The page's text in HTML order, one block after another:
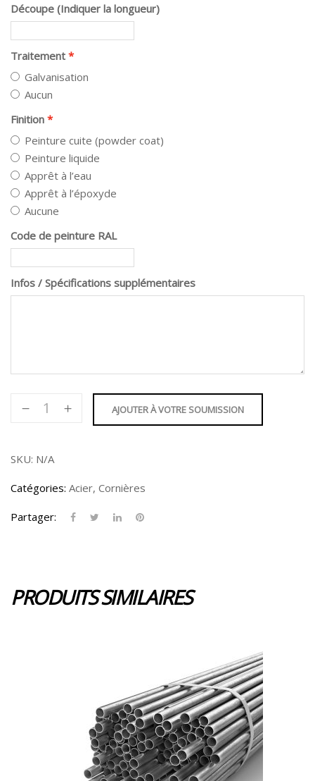
Découpe (Indiquer la longueur)
Traitement
Galvanisation
Aucun
Finition
Peinture cuite (powder coat)
Peinture liquide
Apprêt à l’eau
Apprêt à l’époxyde
Aucune
Code de peinture RAL
Infos / Spécifications supplémentaires
quantité
4
3-
AJOUTER À VOTRE SOUMISSION
SKU: N/A
Catégories: Acier, Cornières
Partager:
PRODUITS SIMILAIRES